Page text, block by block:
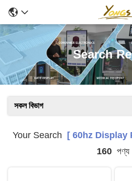
Search
সকল বিভাগ
Your Search [ 60hz Display
160পণ্য